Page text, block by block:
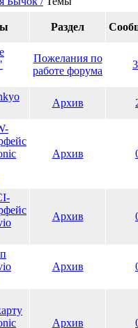
Раздел
Пожелания по
работе форума
Архив
Архив
Архив
Архив
Архив